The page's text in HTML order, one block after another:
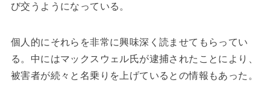
び交うようになっている。
個人的にそれらを非常に興味深く読ませてもらってい
る。中にはマックスウェル氏が逮捕されたことにより、
被害者が続々と名乗りを上げているとの情報もあった。